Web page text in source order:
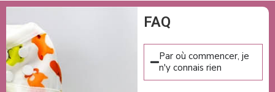
FAQ
Par où commencer, je
n'y connais rien